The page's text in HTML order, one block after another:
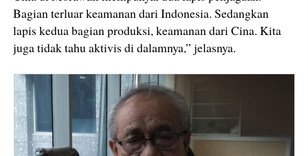
Bagian terluar keamanan dari Indonesia. Sedangkan
lapis kedua bagian produksi, keamanan dari Cina. Kita
juga tidak tahu aktivis di dalamnya,” jelasnya.